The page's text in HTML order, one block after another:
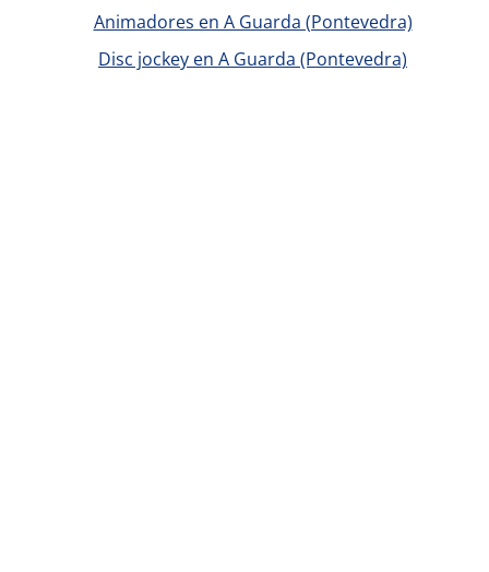
Animadores en A Guarda (Pontevedra)
Disc jockey en A Guarda (Pontevedra)